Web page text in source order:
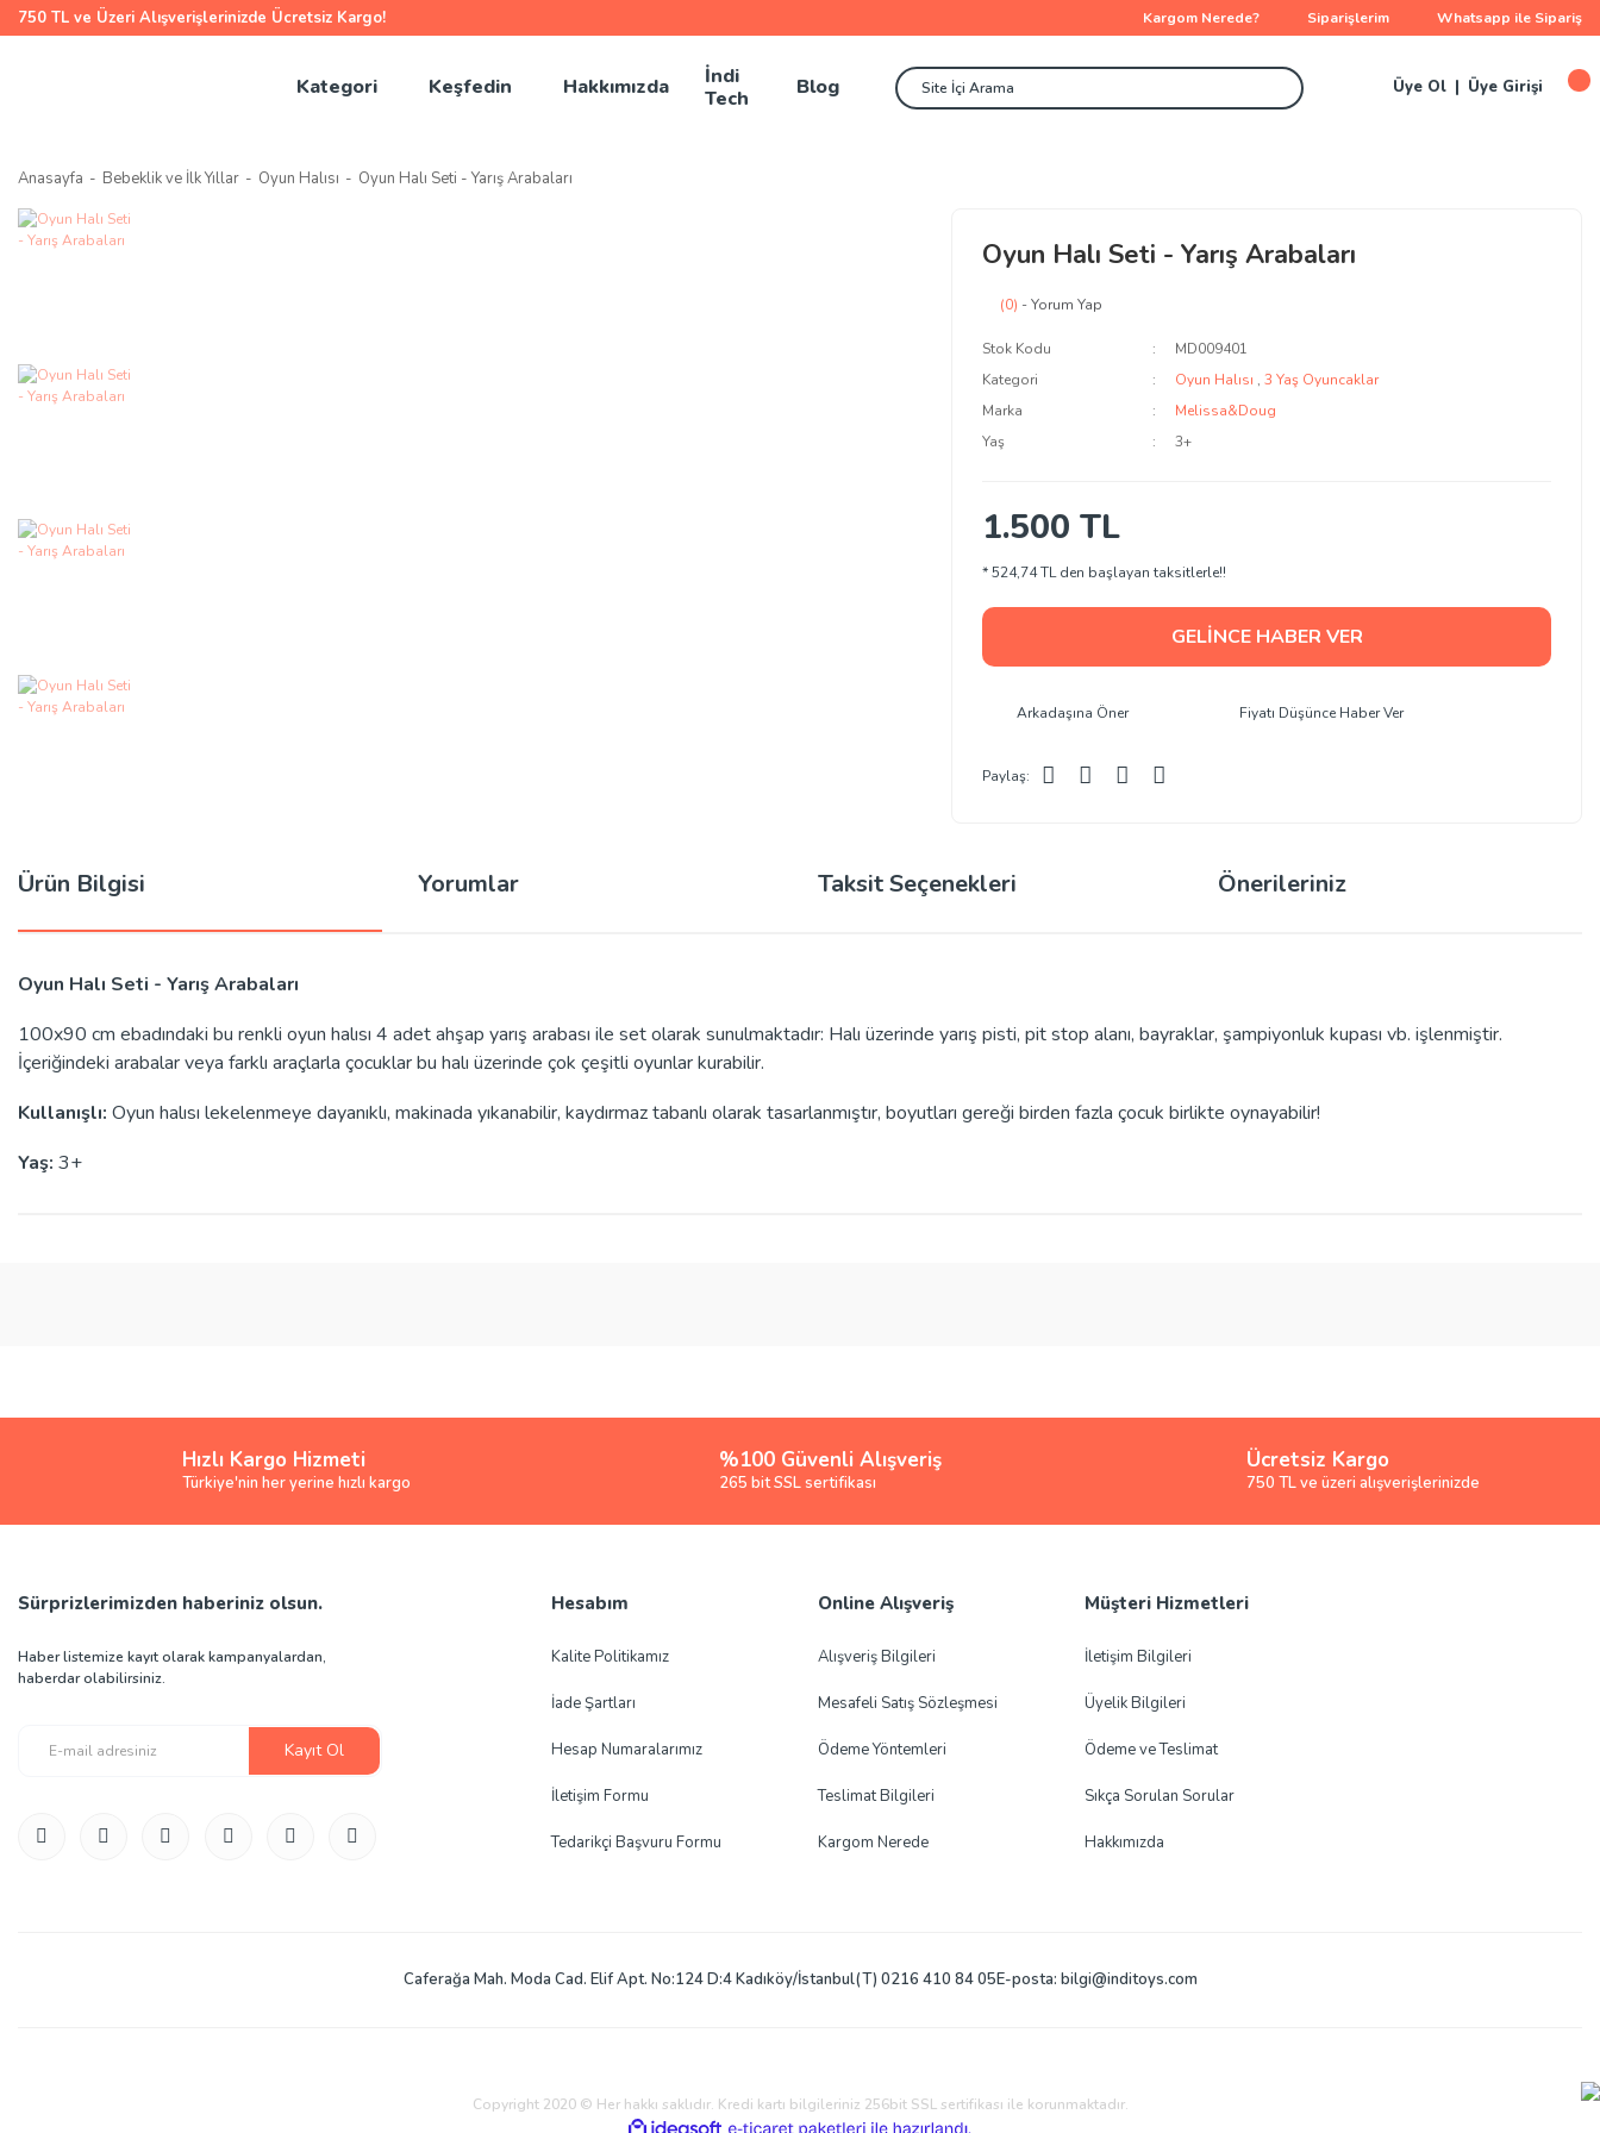
750 TL ve Üzeri Alışverişlerinizde Ücretsiz Kargo! Kargom Nerede? Siparişlerim Whatsapp ile Sipariş
Kategori Keşfedin Hakkımızda
İndi
Tech
Blog Üye Ol Üye Girişi
Anasayfa Bebeklik ve İlk Yıllar Oyun Halısı Oyun Halı Seti - Yarış Arabaları
Oyun Halı Seti - Yarış Arabaları
(0) - Yorum Yap
Stok Kodu
MD009401
Kategori
Oyun Halısı ,3 Yaş Oyuncaklar
Marka
Melissa&Doug
Yaş
3+
1.500 TL
* 524,74 TL den başlayan taksitlerle!!
GELİNCE HABER VER
Arkadaşına Öner Fiyatı Düşünce Haber Ver
Paylaş:
Ürün Bilgisi Yorumlar Taksit Seçenekleri Önerileriniz
Oyun Halı Seti - Yarış Arabaları
100x90 cm ebadındaki bu renkli oyun halısı 4 adet ahşap yarış arabası ile set olarak sunulmaktadır: Halı üzerinde yarış pisti, pit stop alanı, bayraklar, şampiyonluk kupası vb. işlenmiştir.
İçeriğindeki arabalar veya farklı araçlarla çocuklar bu halı üzerinde çok çeşitli oyunlar kurabilir.
Kullanışlı: Oyun halısı lekelenmeye dayanıklı, makinada yıkanabilir, kaydırmaz tabanlı olarak tasarlanmıştır, boyutları gereği birden fazla çocuk birlikte oynayabilir!
Yaş: 3+
Bu ürüne benzer farklı alternatifler olmalı.
Hızlı Kargo Hizmeti
Türkiye'nin her yerine hızlı kargo
%100 Güvenli Alışveriş
265 bit SSL sertifikası
Ücretsiz Kargo
750 TL ve üzeri alışverişlerinizde
Sürprizlerimizden haberiniz olsun.
Haber listemize kayıt olarak kampanyalardan,
haberdar olabilirsiniz.
Kayıt Ol
Hesabım
Kalite Politikamız
İade Şartları
Hesap Numaralarımız
İletişim Formu
Tedarikçi Başvuru Formu
Online Alışveriş
Alışveriş Bilgileri
Mesafeli Satış Sözleşmesi
Ödeme Yöntemleri
Teslimat Bilgileri
Kargom Nerede
Müşteri Hizmetleri
İletişim Bilgileri
Üyelik Bilgileri
Ödeme ve Teslimat
Sıkça Sorulan Sorular
Hakkımızda
Caferağa Mah. Moda Cad. Elif Apt. No:124 D:4 Kadıköy/İstanbul(T) 0216 410 84 05E-posta: bilgi@inditoys.com
Copyright 2020 © Her hakkı saklıdır. Kredi kartı bilgileriniz 256bit SSL sertifikası ile korunmaktadır.
ideasoft e-